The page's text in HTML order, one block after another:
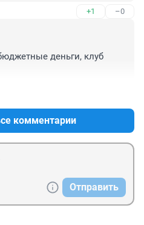
+1 –0
деньги, клуб
комментарии
Отправить